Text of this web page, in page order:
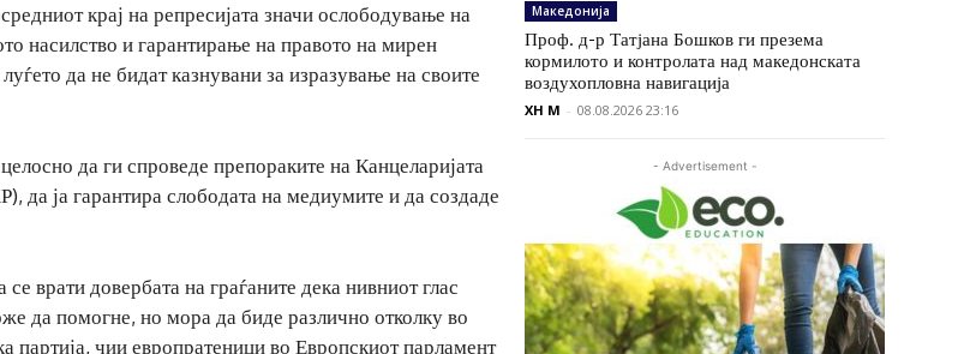
крај на репресијата значи ослободување на
насилство и гарантирање на правото на мирен
да не бидат казнувани за изразување на своите
да ги спроведе препораките на Канцеларијата
ја гарантира слободата на медиумите и да создаде
врати довербата на граѓаните дека нивниот глас
да помогне, но мора да биде различно отколку во
партија, чии европратеници во Европскиот парламент
Македонија
Проф. д-р Татјана Бошков ги презема
кормилото и контролата над македонската
воздухопловна навигација
XH M - 08.08.2026 23:16
- Advertisement -